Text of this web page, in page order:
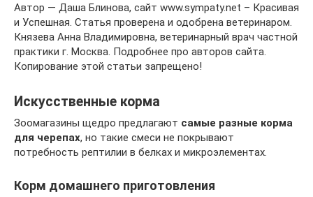
Автор — Даша Блинова, сайт www.sympaty.net – Красивая
и Успешная. Статья проверена и одобрена ветеринаром.
Князева Анна Владимировна, ветеринарный врач частной
практики г. Москва. Подробнее про авторов сайта.
Копирование этой статьи запрещено!
Искусственные корма
Зоомагазины щедро предлагают самые разные корма
для черепах, но такие смеси не покрывают
потребность рептилии в белках и микроэлементах.
Корм домашнего приготовления